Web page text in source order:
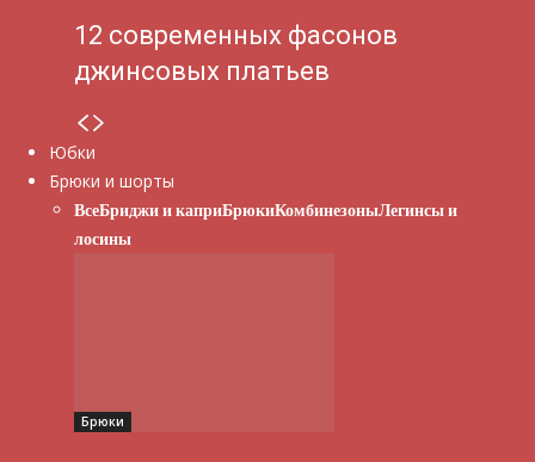
12 современных фасонов
джинсовых платьев
Юбки
Брюки и шорты
ВсеБриджи и каприБрюкиКомбинезоныЛегинсы и
лосины
Брюки